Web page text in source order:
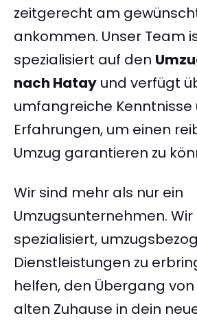
zeitgerecht am
ankommen. Unser Team
spezialisiert auf den
nach Hatay und verfügt
umfangreiche Kenntnisse
Erfahrungen, um einen
Umzug garantieren zu
Wir sind mehr als nur ein
Umzugsunternehmen.
spezialisiert,
Dienstleistungen zu
helfen, den Übergang
alten Zuhause in dein